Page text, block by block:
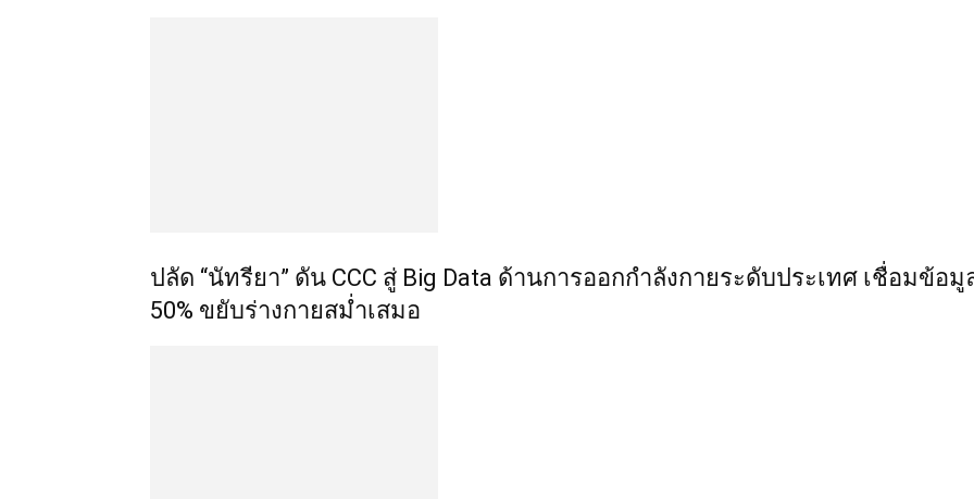
ปลัด “นัทรียา” ดัน CCC สู่ Big Data ด้านการออกกำลังกายระดับประเทศ เชื่อมข้อ
50% ขยับร่างกายสม่ำเสมอ